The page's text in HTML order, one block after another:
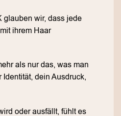
glauben wir, dass jede
ihrem Haar
als nur das, was man
dein Ausdruck,
oder ausfällt, fühlt es